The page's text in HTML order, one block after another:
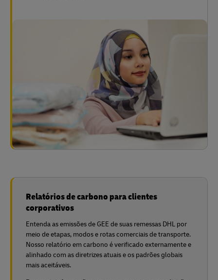
Relatórios de carbono para clientes
corporativos
Entenda as emissões de GEE de suas remessas DHL por
meio de etapas, modos e rotas comerciais de transporte.
Nosso relatório em carbono é verificado externamente e
alinhado com as diretrizes atuais e os padrões globais
mais aceitáveis.